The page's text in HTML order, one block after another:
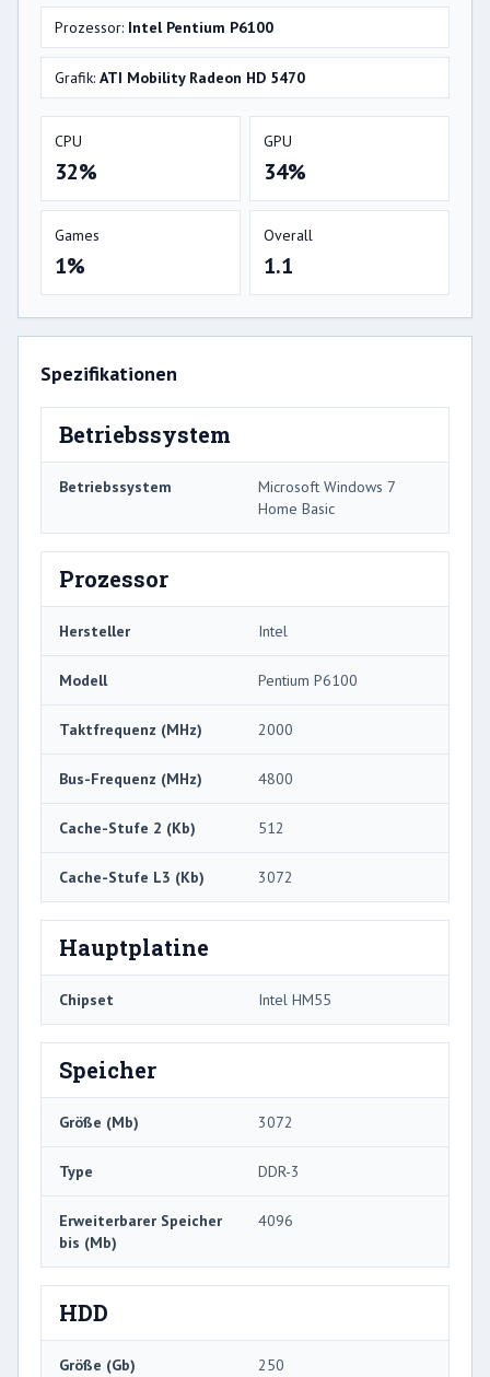
Prozessor: Intel Pentium P6100
Grafik: ATI Mobility Radeon HD 5470
CPU
32%
GPU
34%
Games
1%
Overall
1.1
Spezifikationen
Betriebssystem
Betriebssystem
Microsoft Windows 7
Home Basic
Prozessor
Hersteller Intel
Modell Pentium P6100
Taktfrequenz (MHz) 2000
Bus-Frequenz (MHz) 4800
Cache-Stufe 2 (Kb) 512
Cache-Stufe L3 (Kb) 3072
Hauptplatine
Chipset Intel HM55
Speicher
Größe (Mb) 3072
Type DDR-3
Erweiterbarer Speicher
bis (Mb)
4096
HDD
Größe (Gb) 250